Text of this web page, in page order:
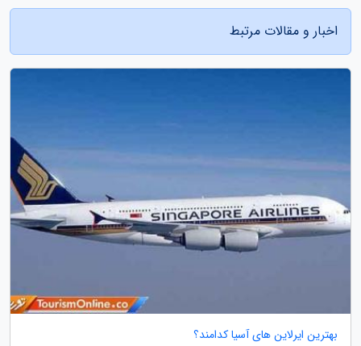
اخبار و مقالات مرتبط
بهترین ایرلاین های آسیا کدامند؟